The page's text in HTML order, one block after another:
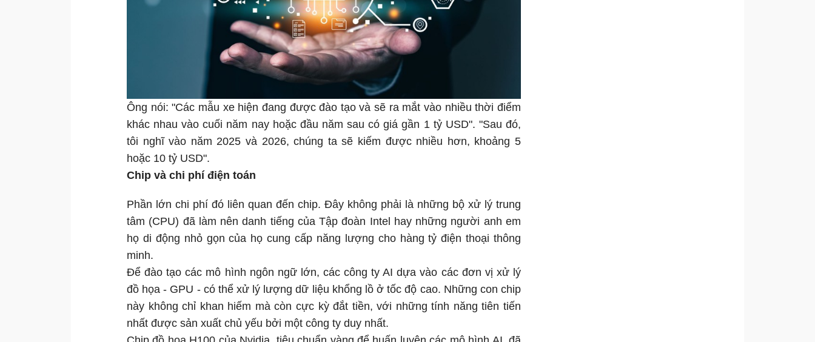
Ông nói: "Các mẫu xe hiện đang được đào tạo và sẽ ra mắt vào nhiều thời điểm
khác nhau vào cuối năm nay hoặc đầu năm sau có giá gần 1 tỷ USD". "Sau đó,
tôi nghĩ vào năm 2025 và 2026, chúng ta sẽ kiếm được nhiều hơn, khoảng 5
hoặc 10 tỷ USD".
Chip và chi phí điện toán
Phần lớn chi phí đó liên quan đến chip. Đây không phải là những bộ xử lý trung
tâm (CPU) đã làm nên danh tiếng của Tập đoàn Intel hay những người anh em
họ di động nhỏ gọn của họ cung cấp năng lượng cho hàng tỷ điện thoại thông
minh.
Để đào tạo các mô hình ngôn ngữ lớn, các công ty AI dựa vào các đơn vị xử lý
đồ họa - GPU - có thể xử lý lượng dữ liệu khổng lồ ở tốc độ cao. Những con chip
này không chỉ khan hiếm mà còn cực kỳ đắt tiền, với những tính năng tiên tiến
nhất được sản xuất chủ yếu bởi một công ty duy nhất.